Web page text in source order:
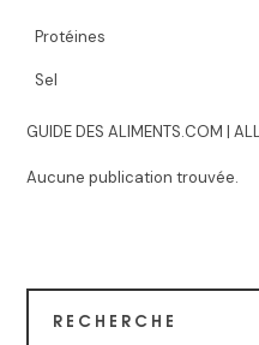
Protéines
Sel
GUIDE DES ALIMENTS.COM |
Aucune publication trouvée.
RECHERCHE